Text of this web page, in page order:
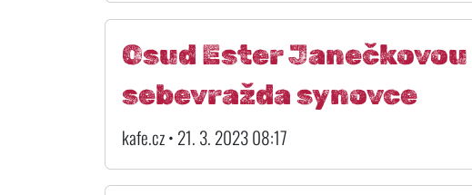
Osud Ester
sebevražda synovce
kafe.cz • 21. 3. 2023 08:17